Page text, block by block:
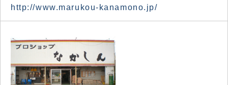
http://www.marukou-kanamono.jp/